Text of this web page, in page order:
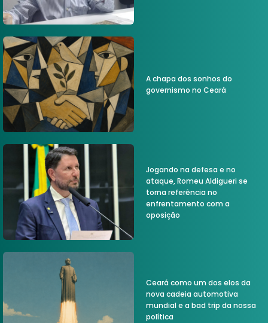
A chapa dos sonhos do
governismo no Ceará
Jogando na defesa e no
ataque, Romeu Aldigueri se
torna referência no
enfrentamento com a
oposição
Ceará como um dos elos da
nova cadeia automotiva
mundial e a bad trip da nossa
política